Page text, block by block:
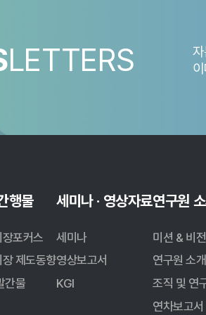
부문은 전년 대비 경기가 회복되고, 국내
둔화 우려로 기업 밸류에이션(Valuation)이
되고 금리상승에 따른 인수금융 비용 증가
이 크고, 미국 연방준비은행의 기준금리
수 모두 증가할 것으로 예상한다.
문은 비대면 자산관리 서비스가 보편화되고
며, 저보수 및 글로벌 분산효과 우수성에
LETTERS
행물
포커스
제도동향
간물
세미나 · 영상자료
세미나
영상보고서
KGI
연구원
미션 & 비전
연구원 소개
조직 및 연
연차보고서